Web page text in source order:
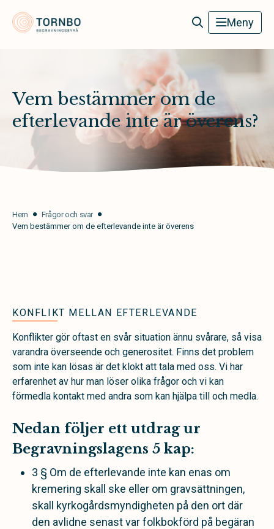
Tornbo Begravningsbyrå Meny
Vem bestämmer om de
efterlevande inte är överens?
Hem
Frågor och svar
Vem bestämmer om de efterlevande inte är överens
KONFLIKT MELLAN EFTERLEVANDE
Konflikter gör oftast en svår situation ännu svårare, så visa
varandra överseende och generositet. Finns det problem
som inte kan lösas är det klokt att tala med oss. Vi har
erfarenhet av hur man löser olika frågor och vi kan
förmedla kontakt med andra som kan hjälpa till och medla.
Nedan följer ett utdrag ur
Begravningslagens 5 kap:
3 § Om de efterlevande inte kan enas om
kremering skall ske eller om gravsättningen,
skall kyrkogårdsmyndigheten på den ort där
den avlidne senast var folkbokförd på begäran